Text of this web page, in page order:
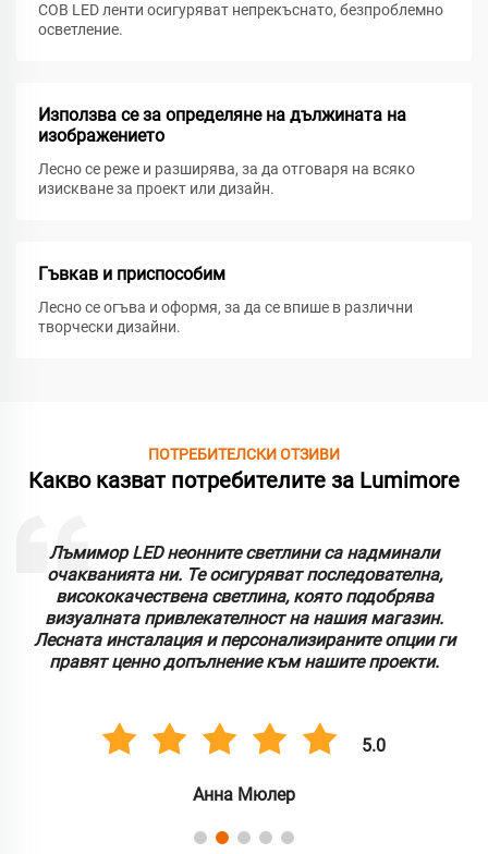
COB LED ленти осигуряват непрекъснато, безпроблемно
осветление.
Използва се за определяне на дължината на
изображението
Лесно се реже и разширява, за да отговаря на всяко
изискване за проект или дизайн.
Гъвкав и приспособим
Лесно се огъва и оформя, за да се впише в различни
творчески дизайни.
ПОТРЕБИТЕЛСКИ ОТЗИВИ
Какво казват потребителите за Lumimore
Лъмимор LED неонните светлини са надминали
очакванията ни. Те осигуряват последователна,
висококачествена светлина, която подобрява
визуалната привлекателност на нашия магазин.
Лесната инсталация и персонализираните опции ги
правят ценно допълнение към нашите проекти.
5.0
Анна Мюлер